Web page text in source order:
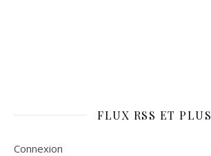
FLUX RSS ET PLUS
Connexion